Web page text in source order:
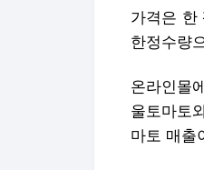
가격은 한
한정수량
온라인몰
울토마토
마토 매출